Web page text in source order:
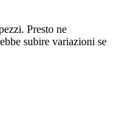
Presto ne
subire variazioni se